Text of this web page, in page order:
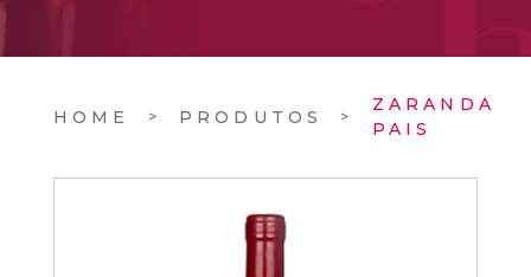
HOME PRODUTOS
ZARANDA
PAIS